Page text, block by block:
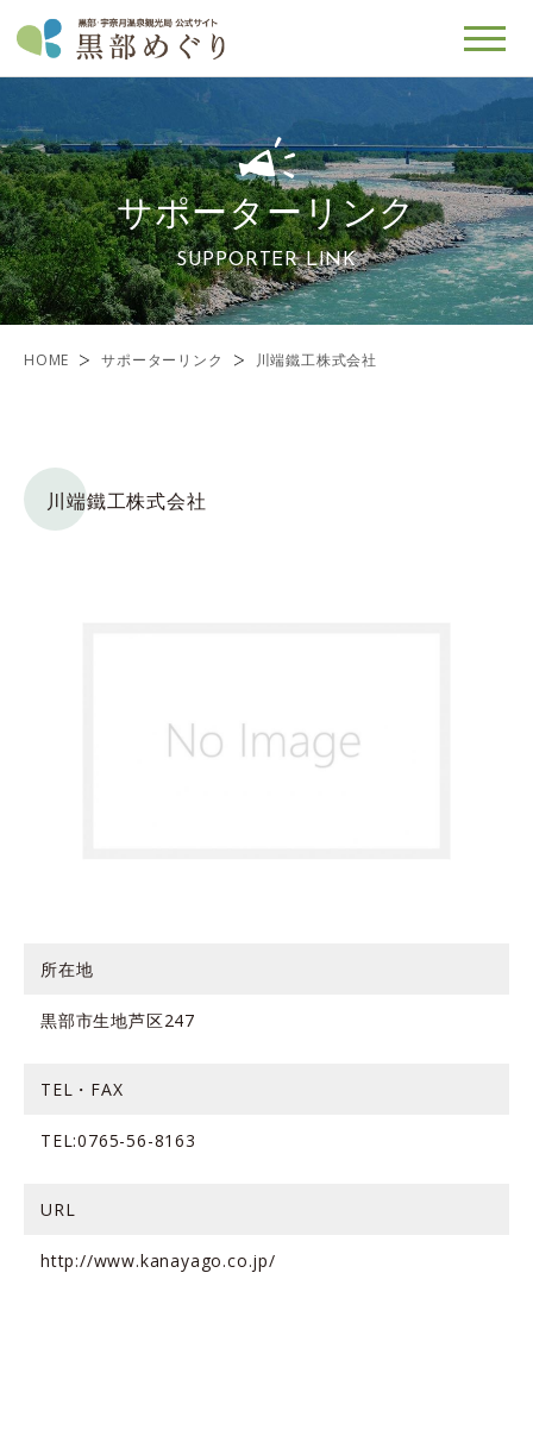
サポーターリンク
SUPPORTER LINK
HOME サポーターリンク 川端鐵工株式会社
川端鐵工株式会社
所在地
黒部市生地芦区247
TEL・FAX
TEL:0765-56-8163
URL
http://www.kanayago.co.jp/